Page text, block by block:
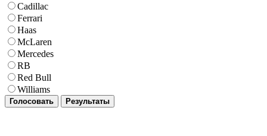
Cadillac
Ferrari
Haas
McLaren
Mercedes
RB
Red Bull
Williams
Голосовать Результаты